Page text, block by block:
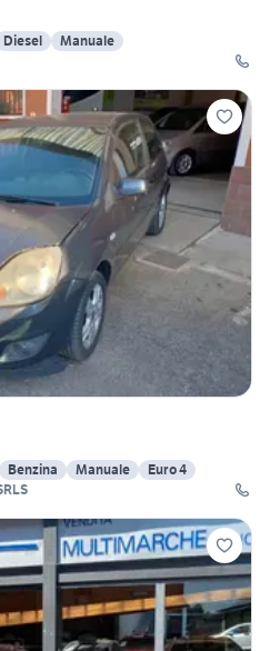
Diesel
Manuale
Benzina Manuale
Euro 4